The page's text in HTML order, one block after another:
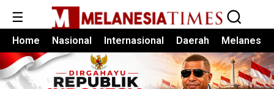
☰
Home Nasional Internasional Daerah Melanesia